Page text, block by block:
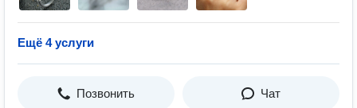
Ещё 4 услуги
Позвонить Чат